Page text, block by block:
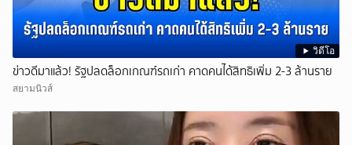
วิดีโอ
ข่าวดีมาแล้ว! รัฐปลดล็อกเกณฑ์รถเก่า คาดคนได้สิทธิเพิ่ม 2-3 ล้านราย
สยามนิวส์